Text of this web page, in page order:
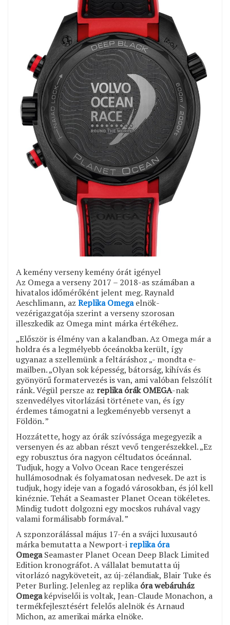
A kemény verseny kemény órát igényel
Az Omega a verseny 2017 – 2018-as számában a
hivatalos időmérőként jelent meg. Raynald
Aeschlimann, az Replika Omegaelnök-
vezérigazgatója szerint a verseny szorosan
illeszkedik az Omega mint márka értékéhez.
„Először is élmény van a kalandban. Az Omega már a
holdra és a legmélyebb óceánokba került, így
ugyanaz a szellemünk a feltáráshoz „- mondta e-
mailben. „Olyan sok képesség, bátorság, kihívás és
gyönyörű formatervezés is van, ami valóban felszólít
ránk. Végül persze az replika órák OMEGA-nak
szenvedélyes vitorlázási története van, és így
érdemes támogatni a legkeményebb versenyt a
Földön. ”
Hozzátette, hogy az órák szívóssága megegyezik a
versenyen és az abban részt vevő tengerészekkel. „Ez
egy robusztus óra nagyon céltudatos óceánnal.
Tudjuk, hogy a Volvo Ocean Race tengerészei
hullámosodnak és folyamatosan nedvesek. De azt is
tudjuk, hogy ideje van a fogadó városokban, és jól kell
kinéznie. Tehát a Seamaster Planet Ocean tökéletes.
Mindig tudott dolgozni egy mocskos ruhával vagy
valami formálisabb formával. ”
A szponzorálással május 17-én a svájci luxusautó
márka bemutatta a Newport-i replika óra
OmegaSeamaster Planet Ocean Deep Black Limited
Edition kronográfot. A vállalat bemutatta új
vitorlázó nagyköveteit, az új-zélandiak, Blair Tuke és
Peter Burling. Jelenleg az replika óra webáruház
Omegaképviselői is voltak, Jean-Claude Monachon, a
termékfejlesztésért felelős alelnök és Arnaud
Michon, az amerikai márka elnöke.